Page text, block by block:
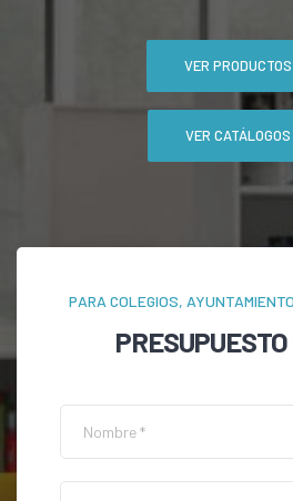
VER PRODUCTOS
VER CATÁLOGOS
PARA COLEGIOS,
PRESUPUESTO